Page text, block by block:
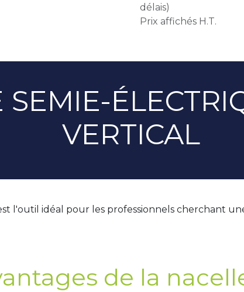
délais)
Prix affichés H.T.
SEMIE-
VERTICAL
l'outil idéal pour les professionnels cherchant
de la